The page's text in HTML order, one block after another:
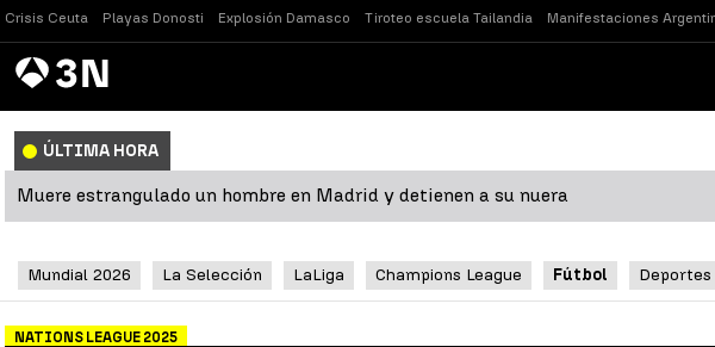
Crisis Ceuta Playas Donosti Explosión Damasco Tiroteo escuela Tailandia Manifestaciones
AntenaNoticias
ÚLTIMA HORA
Muere estrangulado un hombre en Madrid y detienen a su nuera
Mundial 2026 La Selección LaLiga Champions League Fútbol Deportes
NATIONS LEAGUE 2025